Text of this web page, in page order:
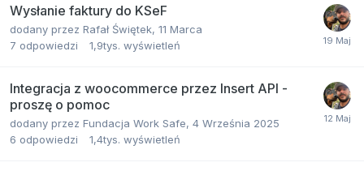
Wysłanie faktury do KSeF
dodany przez Rafał Świętek, 11 Marca
7 odpowiedzi 1,9tys. wyświetleń
Integracja z woocommerce przez Insert API -
proszę o pomoc
dodany przez Fundacja Work Safe, 4 Września 2025
6 odpowiedzi 1,4tys. wyświetleń